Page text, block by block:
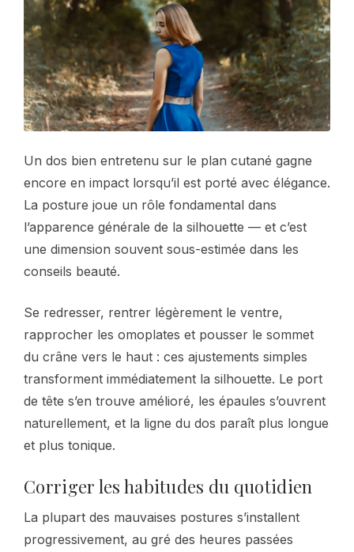
Un dos bien entretenu sur le plan cutané gagne
encore en impact lorsqu’il est porté avec élégance.
La posture joue un rôle fondamental dans
l’apparence générale de la silhouette — et c’est
une dimension souvent sous-estimée dans les
conseils beauté.
Se redresser, rentrer légèrement le ventre,
rapprocher les omoplates et pousser le sommet
du crâne vers le haut : ces ajustements simples
transforment immédiatement la silhouette. Le port
de tête s’en trouve amélioré, les épaules s’ouvrent
naturellement, et la ligne du dos paraît plus longue
et plus tonique.
Corriger les habitudes du quotidien
La plupart des mauvaises postures s’installent
progressivement, au gré des heures passées